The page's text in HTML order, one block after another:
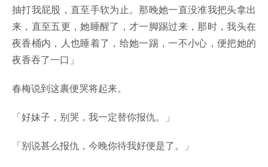
抽打我屁股，直至手软为止。那晚她一直没准我把头拿出
来，直至五更，她睡醒了，才一脚踢过来，那时，我头在
夜香桶内，人也睡着了，给她一踢，一不小心，便把她的
夜香吞了一口」
春梅说到这裹便哭将起来。
「好妹子，别哭，我一定替你报仇。」
「别说甚么报仇，今晚你待我好便是了。」